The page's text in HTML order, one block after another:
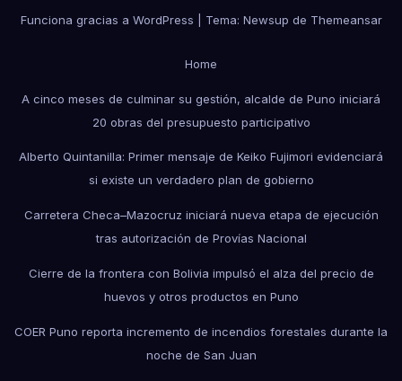
Funciona gracias a WordPress Tema: Newsup de Themeansar
Home
A cinco meses de culminar su gestión, alcalde de Puno iniciará
20 obras del presupuesto participativo
Alberto Quintanilla: Primer mensaje de Keiko Fujimori evidenciará
si existe un verdadero plan de gobierno
Carretera Checa–Mazocruz iniciará nueva etapa de ejecución
tras autorización de Provías Nacional
Cierre de la frontera con Bolivia impulsó el alza del precio de
huevos y otros productos en Puno
COER Puno reporta incremento de incendios forestales durante la
noche de San Juan